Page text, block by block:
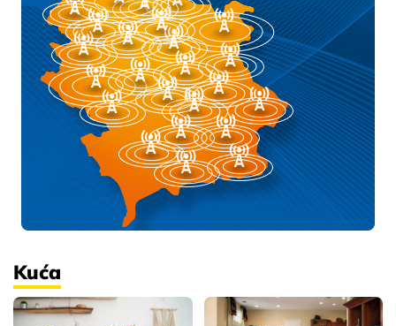
Kuća